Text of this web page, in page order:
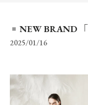
NEW BRAND
2025/01/16